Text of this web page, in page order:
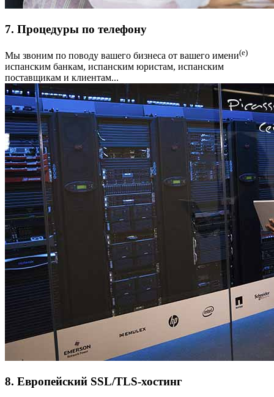
7. Процедуры по телефону
Мы звоним по поводу вашего бизнеса от вашего имени(е)
испанским банкам, испанским юристам, испанским
поставщикам и клиентам...
8. Европейский SSL/TLS-хостинг